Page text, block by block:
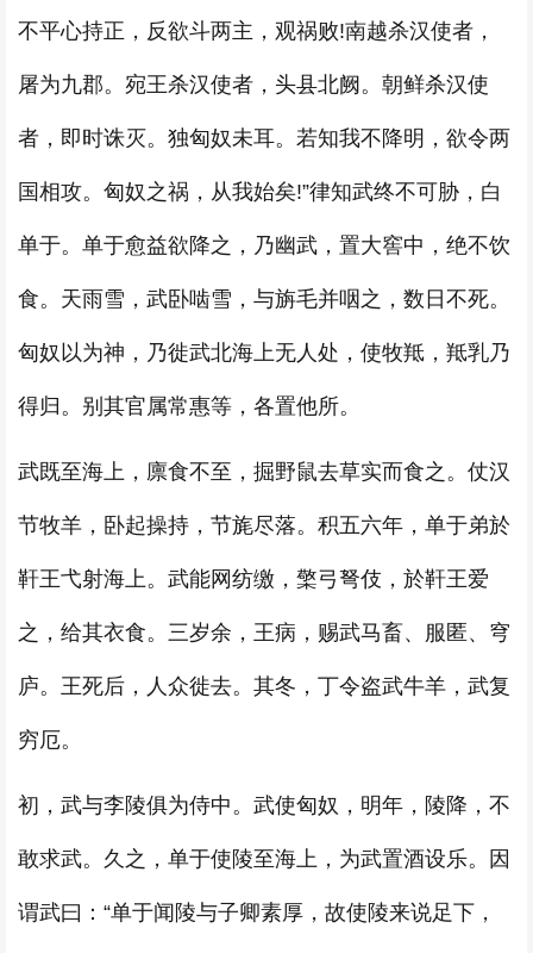
不平心持正，反欲斗两主，观祸败!南越杀汉使者，
屠为九郡。宛王杀汉使者，头县北阙。朝鲜杀汉使
者，即时诛灭。独匈奴未耳。若知我不降明，欲令两
国相攻。匈奴之祸，从我始矣!”律知武终不可胁，白
单于。单于愈益欲降之，乃幽武，置大窖中，绝不饮
食。天雨雪，武卧啮雪，与旃毛并咽之，数日不死。
匈奴以为神，乃徙武北海上无人处，使牧羝，羝乳乃
得归。别其官属常惠等，各置他所。
武既至海上，廪食不至，掘野鼠去草实而食之。仗汉
节牧羊，卧起操持，节旄尽落。积五六年，单于弟於
靬王弋射海上。武能网纺缴，檠弓弩伎，於靬王爱
之，给其衣食。三岁余，王病，赐武马畜、服匿、穹
庐。王死后，人众徙去。其冬，丁令盗武牛羊，武复
穷厄。
初，武与李陵俱为侍中。武使匈奴，明年，陵降，不
敢求武。久之，单于使陵至海上，为武置酒设乐。因
谓武曰：“单于闻陵与子卿素厚，故使陵来说足下，